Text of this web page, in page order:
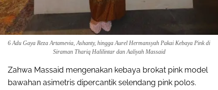
6 Adu Gaya Reza Artamevia, Ashanty, hingga Aurel Hermansyah Pakai Kebaya Pink di
Siraman Thariq Halilintar dan Aaliyah Massaid
Zahwa Massaid mengenakan kebaya brokat pink model
bawahan asimetris dipercantik selendang pink polos.